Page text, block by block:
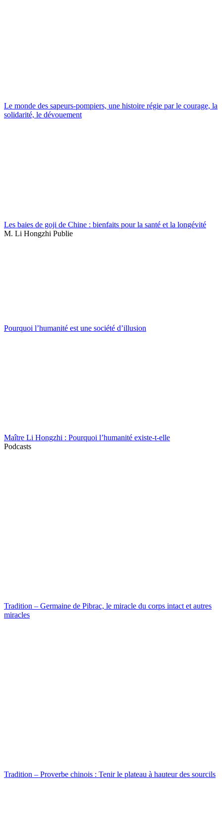
Le monde des sapeurs-pompiers, une histoire régie par le courage, la
solidarité, le dévouement
Les baies de goji de Chine : bienfaits pour la santé et la longévité
M. Li Hongzhi Publie
Pourquoi l’humanité est une société d’illusion
Maître Li Hongzhi : Pourquoi l’humanité existe-t-elle
Podcasts
Tradition – Germaine de Pibrac, le miracle du corps intact et autres
miracles
Tradition – Proverbe chinois : Tenir le plateau à hauteur des sourcils